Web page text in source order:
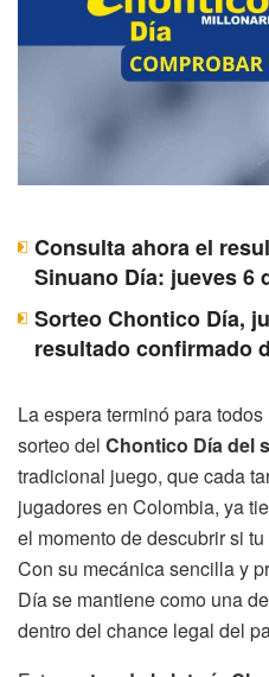
Consulta ahora el
Sinuano Día: jueves 6
Sorteo Chontico Día,
resultado confirmado
La espera terminó para
sorteo del Chontico Día del
tradicional juego, que cada
jugadores en Colombia, ya
el momento de descubrir si
Con su mecánica sencilla y
Día se mantiene como una
dentro del chance legal del